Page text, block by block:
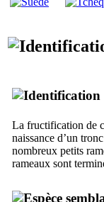
La fructification de
naissance d’un
nombreux petits
rameaux sont